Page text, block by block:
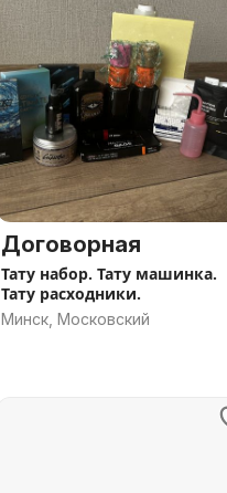
Договорная
Тату набор. Тату машинка.
Тату расходники.
Минск, Московский